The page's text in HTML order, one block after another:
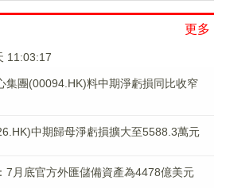
更多
11:03:18
集團(00094.HK)料中期淨虧損同比收窄
中期歸母淨虧損擴大至5588.3萬元
7月底官方外匯儲備資產為4478億美元